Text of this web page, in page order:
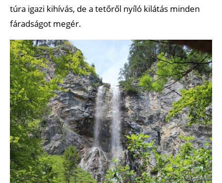
túra igazi kihívás, de a tetőről nyíló kilátás minden
fáradságot megér.